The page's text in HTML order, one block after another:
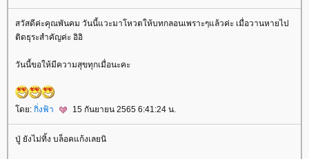
สวัสดีค่ะคุณพันคม วันนี้แวะมาโหวตให้บทกลอนเพราะๆแล้วค่ะ เมื่อวานหายไป
ติดธุระสำคัญค่ะ อิอิ
วันนี้ขอให้มีความสุขทุกเมื่อนะคะ
ดย: กิ่งฟ้า 15 กันยายน 2565 6:41:24 น.
ปู่ ยังไม่ทิ้ง บล็อคแก้งเลยนิ